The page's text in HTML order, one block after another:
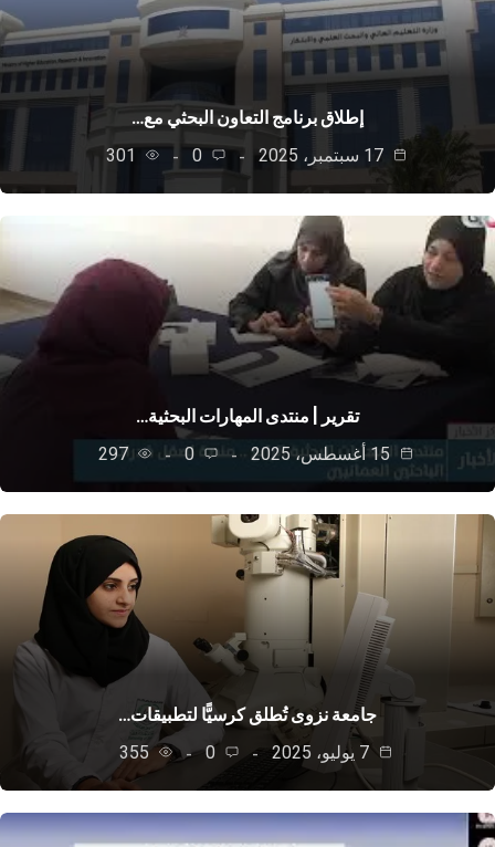
إطلاق برنامج التعاون البحثي مع…
0
301
تقرير | منتدى المهارات البحثية…
0
297
جامعة نزوى تُطلق كرسيًّا لتطبيقات…
0
355